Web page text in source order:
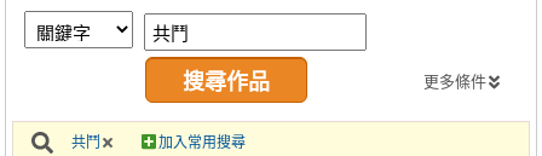
交流中心
攤位轉讓區
會員功能選單
更多條件
共鬥 加入常用搜尋